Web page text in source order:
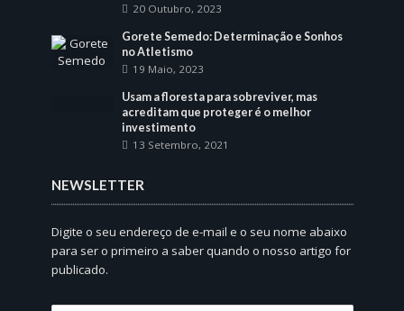
20 Outubro, 2023
Gorete Semedo: Determinação e Sonhos
no Atletismo
19 Maio, 2023
Usam a floresta para sobreviver, mas
acreditam que proteger é o melhor
investimento
13 Setembro, 2021
NEWSLETTER
Digite o seu endereço de e-mail e o seu nome abaixo
para ser o primeiro a saber quando o nosso artigo for
publicado.